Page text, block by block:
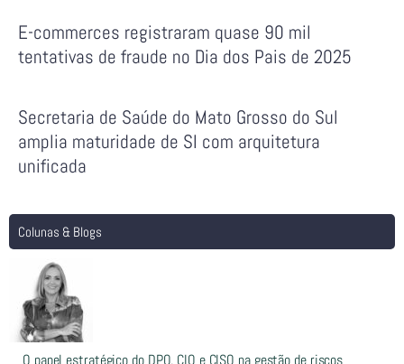
E-commerces registraram quase 90 mil
tentativas de fraude no Dia dos Pais de 2025
Secretaria de Saúde do Mato Grosso do Sul
amplia maturidade de SI com arquitetura
unificada
Colunas & Blogs
O papel estratégico do DPO, CIO e CISO na gestão de riscos